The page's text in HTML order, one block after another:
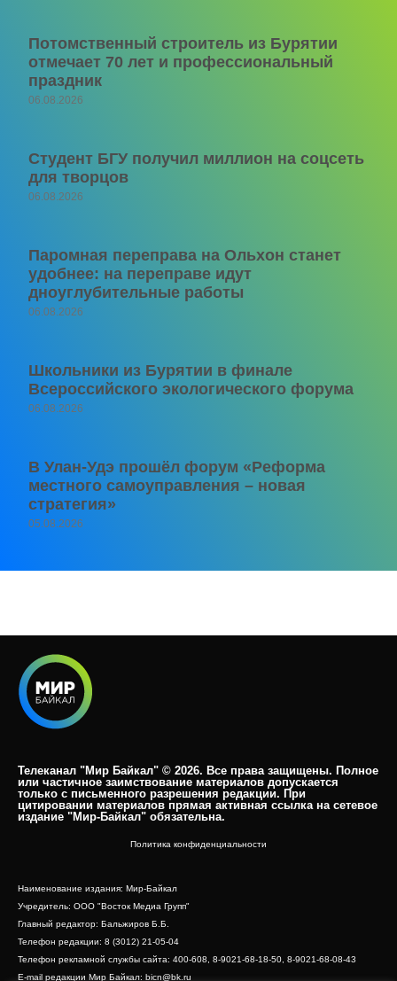
Потомственный строитель из Бурятии
отмечает 70 лет и профессиональный
праздник
06.08.2026
Студент БГУ получил миллион на соцсеть
для творцов
06.08.2026
Паромная переправа на Ольхон станет
удобнее: на переправе идут
дноуглубительные работы
06.08.2026
Школьники из Бурятии в финале
Всероссийского экологического форума
06.08.2026
В Улан-Удэ прошёл форум «Реформа
местного самоуправления – новая
стратегия»
05.08.2026
Телеканал "Мир Байкал" © 2026. Все права защищены. Полное
или частичное заимствование материалов допускается
только с письменного разрешения редакции. При
цитировании материалов прямая активная ссылка на сетевое
издание "Мир-Байкал" обязательна.​
Политика конфиденциальности
Наименование издания: Мир-Байкал
Учредитель: ООО "Восток Медиа Групп"
Главный редактор: Бальжиров Б.Б.
Телефон редакции: 8 (3012) 21-05-04
Телефон рекламной службы сайта: 400-608, 8-9021-68-18-50, 8-9021-68-08-43
E-mail редакции Мир Байкал: bicn@bk.ru